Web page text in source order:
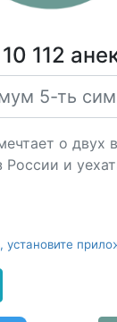
112
о двух
России и
установите